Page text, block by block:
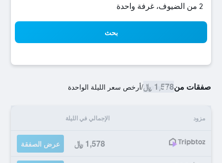
2 من الضيوف، غرفة واحدة
بحث
صفقات من1,578 ﷼ /أرخص سعر الليلة الواحدة
مزود الإجمالي في الليلة
1,578 ﷼ عرض الصفقة